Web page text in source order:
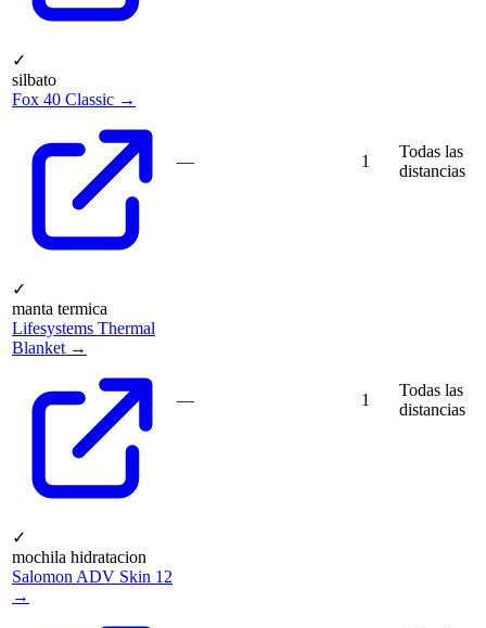
✓
silbato
Fox 40 Classic →
— 1
Todas las
distancias
✓
manta termica
Lifesystems Thermal
Blanket →
— 1
Todas las
distancias
✓
mochila hidratacion
Salomon ADV Skin 12
→